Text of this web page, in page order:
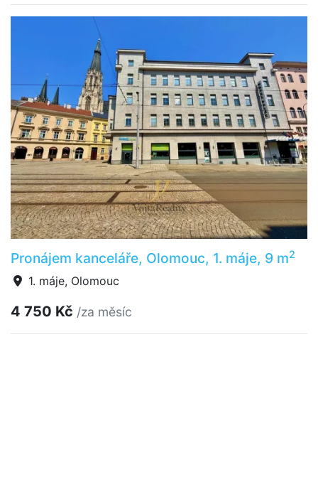
Pronájem kanceláře, Olomouc, 1. máje, 9 m2
1. máje, Olomouc
4 750 Kč /za měsíc